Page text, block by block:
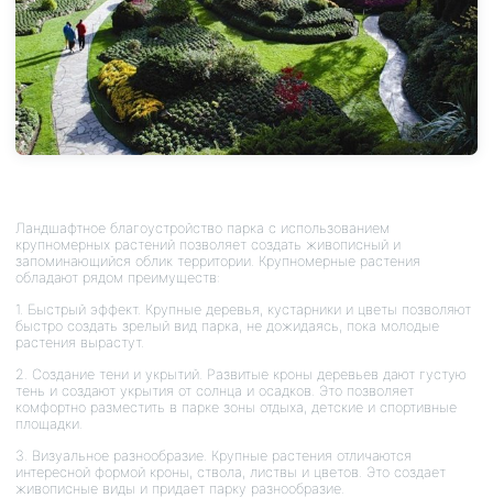
Ландшафтное благоустройство парка с использованием
крупномерных растений позволяет создать живописный и
запоминающийся облик территории. Крупномерные растения
обладают рядом преимуществ:
1. Быстрый эффект. Крупные деревья, кустарники и цветы позволяют
быстро создать зрелый вид парка, не дожидаясь, пока молодые
растения вырастут.
2. Создание тени и укрытий. Развитые кроны деревьев дают густую
тень и создают укрытия от солнца и осадков. Это позволяет
комфортно разместить в парке зоны отдыха, детские и спортивные
площадки.
3. Визуальное разнообразие. Крупные растения отличаются
интересной формой кроны, ствола, листвы и цветов. Это создает
живописные виды и придает парку разнообразие.